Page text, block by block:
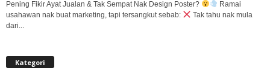
Pening Fikir Ayat Jualan & Tak Sempat Nak Design Poster?
Ramai
usahawan nak buat marketing, tapi tersangkut sebab:
Tak tahu nak mula
dari...
Kategori